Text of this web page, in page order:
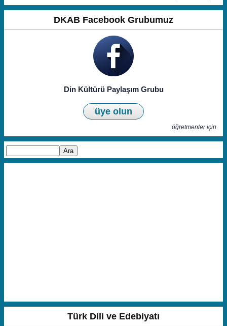
DKAB Facebook Grubumuz
Din Kültürü Paylaşım Grubu
üye olun
öğretmenler için
Türk Dili ve Edebiyatı